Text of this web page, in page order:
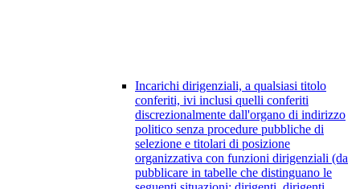
Incarichi dirigenziali, a qualsiasi titolo
conferiti, ivi inclusi quelli conferiti
discrezionalmente dall'organo di indirizzo
politico senza procedure pubbliche di
selezione e titolari di posizione
organizzativa con funzioni dirigenziali (da
pubblicare in tabelle che distinguano le